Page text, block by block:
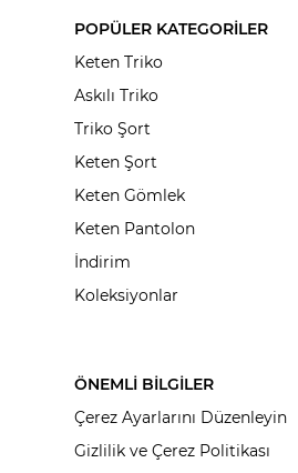
POPÜLER KATEGORİLER
Keten Triko
Askılı Triko
Triko Şort
Keten Şort
Keten Gömlek
Keten Pantolon
İndirim
Koleksiyonlar
ÖNEMLİ BİLGİLER
Çerez Ayarlarını Düzenleyin
Gizlilik ve Çerez Politikası